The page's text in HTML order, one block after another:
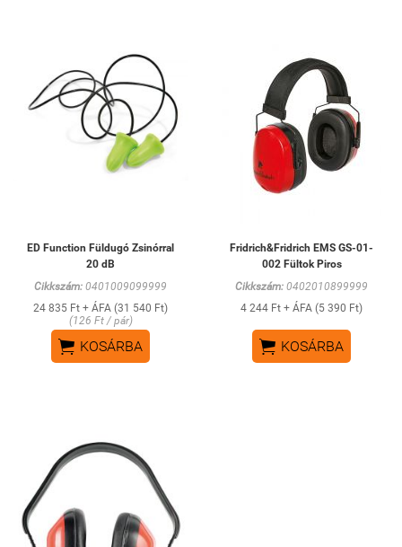
ED Function Füldugó Zsinórral
20 dB
Cikkszám: 0401009099999
24 835 Ft + ÁFA (31 540 Ft)
(126 Ft / pár)
 KOSÁRBA
Fridrich&Fridrich EMS GS-01-
002 Fültok Piros
Cikkszám: 0402010899999
4 244 Ft + ÁFA (5 390 Ft)
 KOSÁRBA